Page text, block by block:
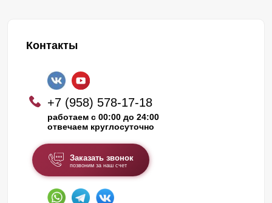
Контакты
+7 (958) 578-17-18
работаем с 00:00 до 24:00
отвечаем круглосуточно
Заказать звонок
позвоним за наш счет